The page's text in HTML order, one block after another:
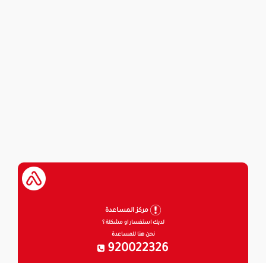
مركز المساعدة
لديك استفسار او مشكلة ؟
نحن هنا للمساعدة
920022326